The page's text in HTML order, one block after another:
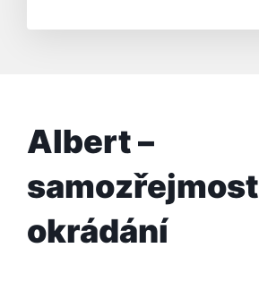
Albert –
samozřejmost
okrádání